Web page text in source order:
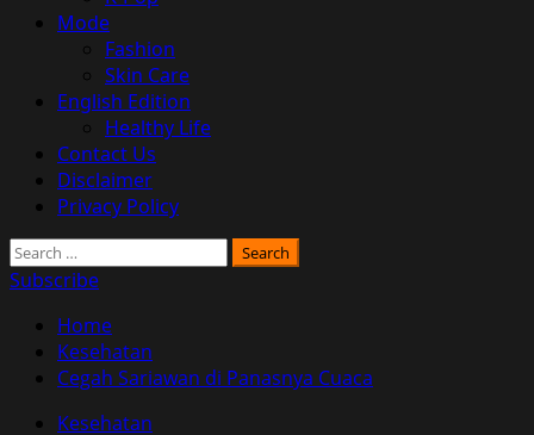
Mode
Fashion
Skin Care
English Edition
Healthy Life
Contact Us
Disclaimer
Privacy Policy
Search
for:
Subscribe
Home
Kesehatan
Cegah Sariawan di Panasnya Cuaca
Kesehatan